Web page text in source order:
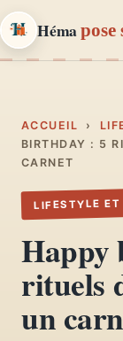
Hémapose
02
03
ACCUEIL ›
BIRTHDAY : 5
CARNET
LIFESTYLE ET
Happy
rituels
un